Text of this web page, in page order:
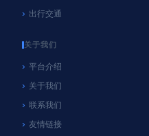
NYC官方垃圾桶执法再
06/18/2026
出行交通
关于我们
平台介绍
关于我们
联系我们
友情链接